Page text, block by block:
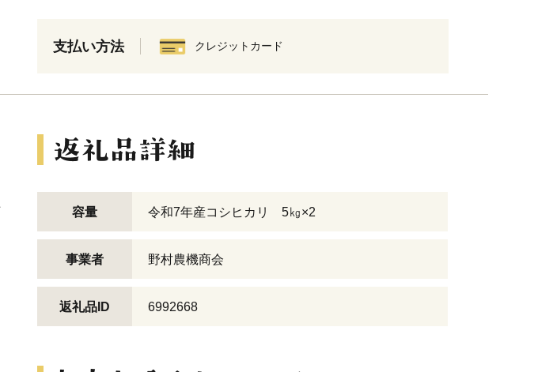
支払い方法 クレジットカード
容量 令和7年産コシヒカリ 5㎏×2
事業者 野村農機商会
返礼品ID 6992668